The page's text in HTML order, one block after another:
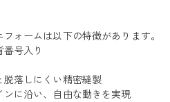
ォームは以下の特徴があります。
号入り
脱落しにくい精密縫製
ンに沿い、自由な動きを実現